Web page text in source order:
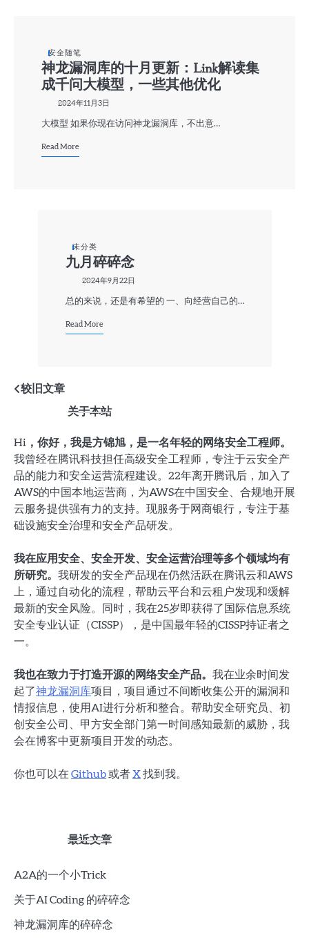
安全随笔
神龙漏洞库的十月更新：Link解读集
成千问大模型，一些其他优化
2024年11月3日
大模型 如果你现在访问神龙漏洞库，不出意…
Read More
未分类
九月碎碎念
2024年9月22日
总的来说，还是有希望的 一、向经营自己的…
Read More
文
导
航
较旧文章
关于本站
Hi，你好，我是方锦旭，是一名年轻的网络安全工程师。
我曾经在腾讯科技担任高级安全工程师，专注于云安全产
品的能力和安全运营流程建设。22年离开腾讯后，加入了
AWS的中国本地运营商，为AWS在中国安全、合规地开展
云服务提供强有力的支持。现服务于网商银行，专注于基
础设施安全治理和安全产品研发。
我在应用安全、安全开发、安全运营治理等多个领域均有
所研究。 我研发的安全产品现在仍然活跃在腾讯云和AWS
上，通过自动化的流程，帮助云平台和云租户发现和缓解
最新的安全风险。同时，我在25岁即获得了国际信息系统
安全专业认证（CISSP），是中国最年轻的CISSP持证者之
一。
我也在致力于打造开源的网络安全产品。 我在业余时间发
起了神龙漏洞库项目，项目通过不间断收集公开的漏洞和
情报信息，使用AI进行分析和整合。帮助安全研究员、初
创安全公司、甲方安全部门第一时间感知最新的威胁，我
会在博客中更新项目开发的动态。
你也可以在 Github或者X找到我。
最近文章
A2A的一个小Trick
关于AI Coding 的碎碎念
神龙漏洞库的碎碎念